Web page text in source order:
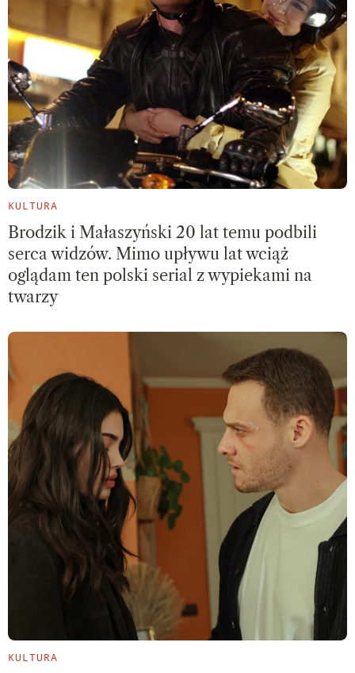
KULTURA
Brodzik i Małaszyński 20 lat temu podbili
serca widzów. Mimo upływu lat wciąż
oglądam ten polski serial z wypiekami na
twarzy
KULTURA